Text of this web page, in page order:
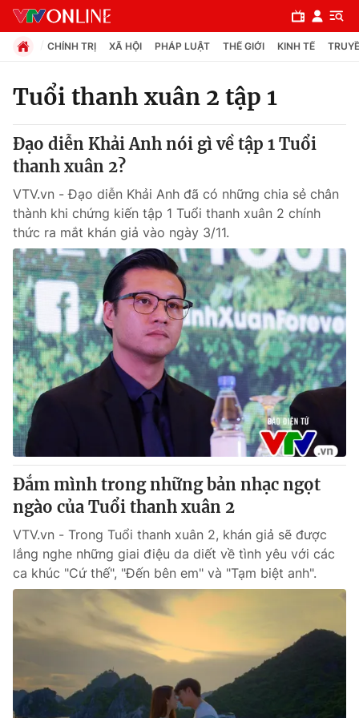
Chuyên mục
Chính trị
Xã hội
Pháp luật
Y tế
Thế giới
Tin tức
Thế giới đó đây
Câu chuyện quốc tế
Kinh tế
Tài chính
Thị trường
Góc doanh nghiệp
Dữ liệu và đời sống
Truyền hình
Phim VTV
Hậu trường
Nhân vật
Giải sao mai
Giải trí
Điện ảnh
Đời sống
Làm đẹp
Chất lượng cuộc sống
Giáo dục
Học trực tuyến
Công nghệ
Hitech Công nghệ tương lai
CHÍNH TRỊ XÃ HỘI PHÁP LUẬT THẾ GIỚI KINH TẾ
Tuổi thanh xuân 2 tập 1
Đạo diễn Khải Anh nói gì về tập 1 Tuổi
thanh xuân 2?
VTV.vn - Đạo diễn Khải Anh đã có những chia sẻ chân
thành khi chứng kiến tập 1 Tuổi thanh xuân 2 chính
thức ra mắt khán giả vào ngày 3/11.
Đắm mình trong những bản nhạc ngọt
ngào của Tuổi thanh xuân 2
VTV.vn - Trong Tuổi thanh xuân 2, khán giả sẽ được
lắng nghe những giai điệu da diết về tình yêu với các
ca khúc "Cứ thế", "Đến bên em" và "Tạm biệt anh".